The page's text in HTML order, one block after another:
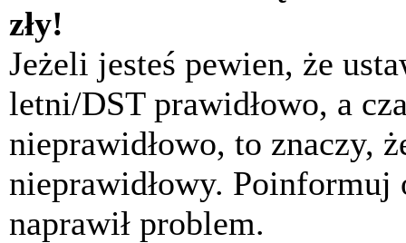
zły!
Jeżeli jesteś pewien, że
letni/DST prawidłowo, a
nieprawidłowo, to znaczy,
nieprawidłowy.
naprawił problem.